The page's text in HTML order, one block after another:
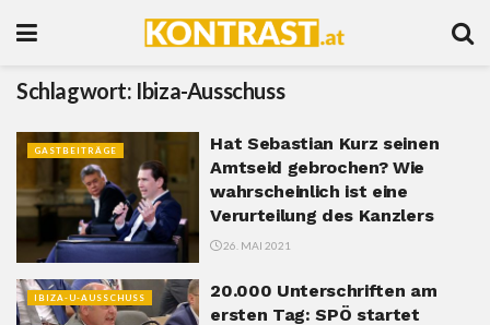
Schlagwort: Ibiza-Ausschuss
GASTBEITRÄGE
Hat Sebastian Kurz seinen
Amtseid gebrochen? Wie
wahrscheinlich ist eine
Verurteilung des Kanzlers
26. MAI 2021
IBIZA-U-AUSSCHUSS
20.000 Unterschriften am
ersten Tag: SPÖ startet